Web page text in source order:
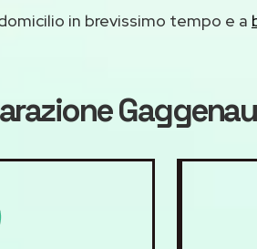
in brevissimo tempo e a
Gaggenau